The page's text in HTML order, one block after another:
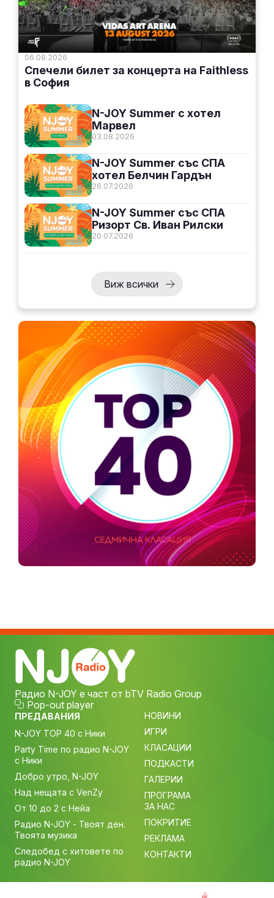
06.08.2026
Спечели билет за концерта на Faithless
в София
03.08.2026
N-JOY Summer с хотел
Марвел
26.07.2026
N-JOY Summer със СПА
хотел Белчин Гардън
20.07.2026
N-JOY Summer със СПА
Ризорт Св. Иван Рилски
Виж всички
Радио N-JOY е част от bTV Radio Group
Pop-out player
ПРЕДАВАНИЯ
N-JOY TOP 40 с Ники
Party Time по радио N-JOY
с Ники
Добро утро, N-JOY
Над нещата с VenZy
От 10 до 2 с Нейа
Радио N-JOY - Твоят ден.
Твоята музика
Следобед с хитовете по
радио N-JOY
НОВИНИ
ИГРИ
КЛАСАЦИИ
ПОДКАСТИ
ГАЛЕРИИ
ПРОГРАМА
ЗА НАС
ПОКРИТИЕ
РЕКЛАМА
КОНТАКТИ